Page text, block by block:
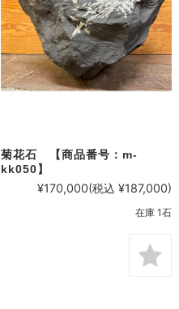
菊花石 【商品番号：m-
kk050】
¥170,000(税込 ¥187,000)
在庫 1石